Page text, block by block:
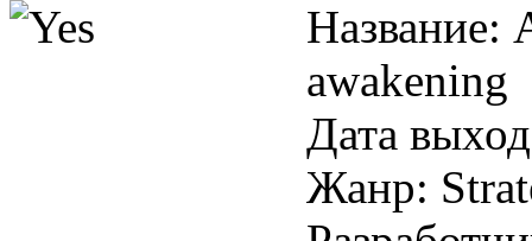
Название:
awakening
Дата
Жанр: